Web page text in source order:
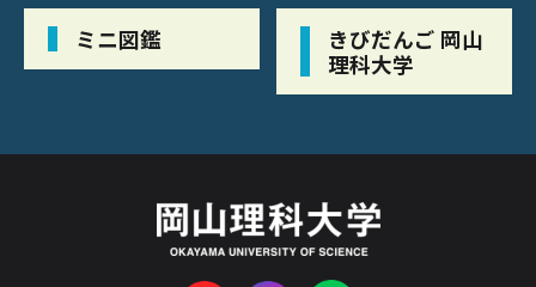
ミニ図鑑
きびだんご 岡山
理科大学